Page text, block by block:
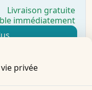
Livraison gratuite
immédiatement
privée